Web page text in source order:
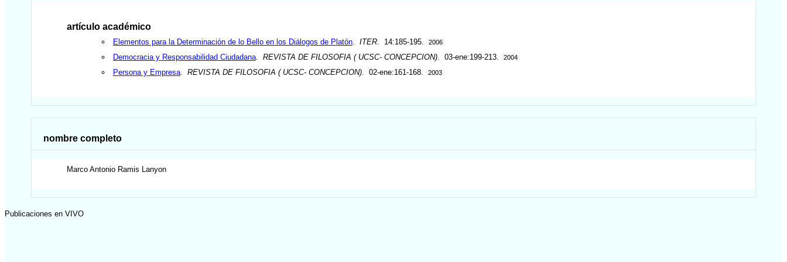
artículo académico
Elementos para la Determinación de lo Bello en los Diálogos de Platón. ITER. 14:185-195. 2006
Democracia y Responsabilidad Ciudadana. REVISTA DE FILOSOFIA ( UCSC- CONCEPCION). 03-ene:199-213. 2004
Persona y Empresa. REVISTA DE FILOSOFIA ( UCSC- CONCEPCION). 02-ene:161-168. 2003
nombre completo
Marco Antonio Ramis Lanyon
Publicaciones en VIVO